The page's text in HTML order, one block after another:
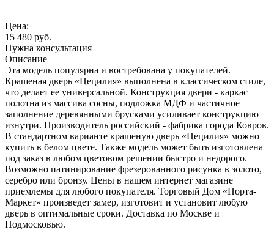
Цена:
15 480 руб.
Нужна консультация
Описание
Эта модель популярна и востребована у покупателей.
Крашеная дверь «Цецилия» выполнена в классическом стиле,
что делает ее универсальной. Конструкция двери - каркас
полотна из массива сосны, подложка МДФ и частичное
заполнение деревянными брусками усиливает конструкцию
изнутри. Производитель российский - фабрика города Ковров.
В стандартном варианте крашеную дверь «Цецилия» можно
купить в белом цвете. Также модель может быть изготовлена
под заказ в любом цветовом решении быстро и недорого.
Возможно патинирование фрезерованного рисунка в золото,
серебро или бронзу. Цены в нашем интернет магазине
приемлемы для любого покупателя. Торговый Дом «Порта-
Маркет» произведет замер, изготовит и установит любую
дверь в оптимальные сроки. Доставка по Москве и
Подмосковью.